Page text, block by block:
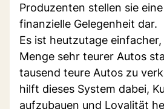
Produzenten stellen sie
finanzielle Gelegenheit dar.
Es ist heutzutage
Menge sehr teurer Autos
tausend teure Autos zu
hilft dieses System dabei,
aufzubauen und Loyalität